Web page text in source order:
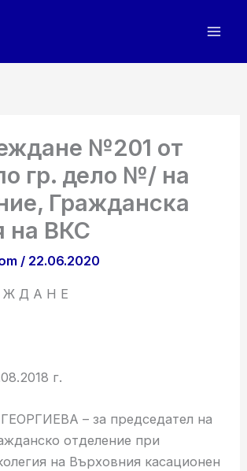
№201 от
гр. дело №/ на
Гражданска
на ВКС
/ 22.06.2020
Ж Д А Н Е
г.
– за председател на
отделение при
на Върховния касационен